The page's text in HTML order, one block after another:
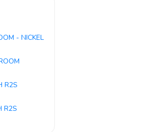
- NICKEL
R2S
R2S